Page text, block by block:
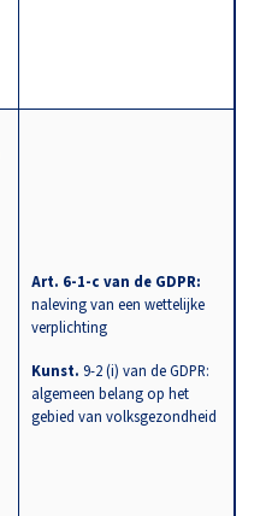
Art. 6-1-c van de GDPR:
naleving van een wettelijke
verplichting
Kunst. 9-2 (i) van de GDPR:
algemeen belang op het
gebied van volksgezondheid